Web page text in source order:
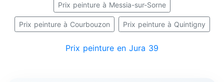
Prix peinture à Messia-sur-Sorne
Prix peinture à Courbouzon Prix peinture à Quintigny
Prix peinture en Jura 39